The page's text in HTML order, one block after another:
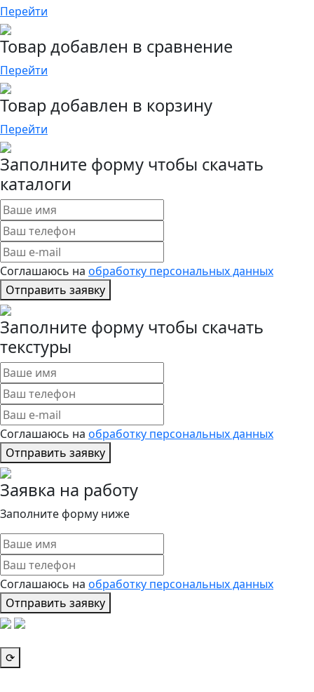
Перейти
Товар добавлен в сравнение
Перейти
Товар добавлен в корзину
Перейти
Заполните форму чтобы скачать
каталоги
Соглашаюсь на обработку персональных данных
Отправить заявку
Заполните форму чтобы скачать
текстуры
Соглашаюсь на обработку персональных данных
Отправить заявку
Заявка на работу
Заполните форму ниже
Соглашаюсь на обработку персональных данных
Отправить заявку
⟳